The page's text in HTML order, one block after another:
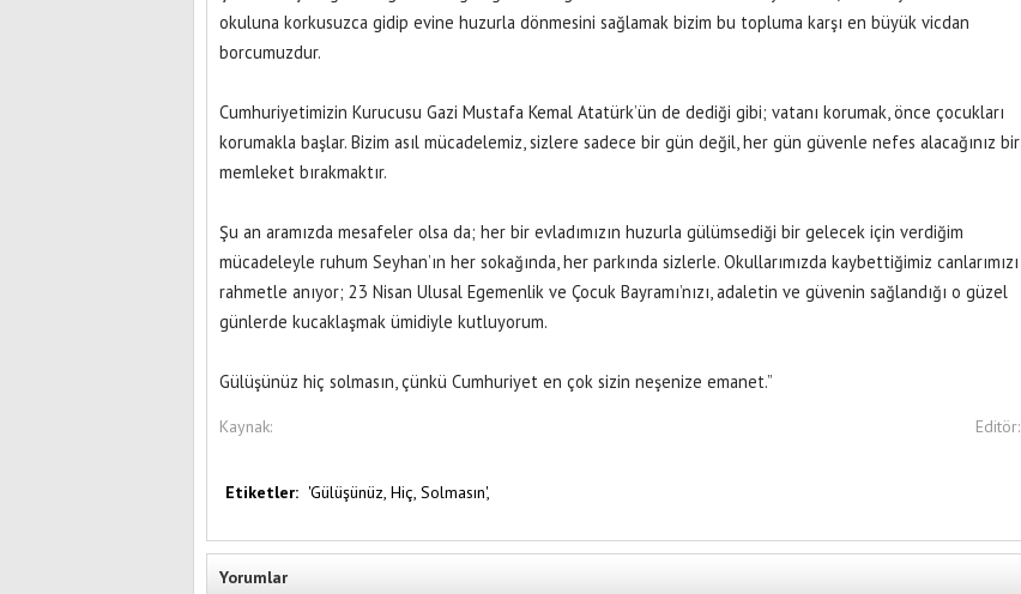
okuluna korkusuzca gidip evine huzurla dönmesini sağlamak bizim bu topluma karşı en büyük vicdan
borcumuzdur.
Cumhuriyetimizin Kurucusu Gazi Mustafa Kemal Atatürk’ün de dediği gibi; vatanı korumak, önce çocukları
korumakla başlar. Bizim asıl mücadelemiz, sizlere sadece bir gün değil, her gün güvenle nefes alacağınız bir
memleket bırakmaktır.
Şu an aramızda mesafeler olsa da; her bir evladımızın huzurla gülümsediği bir gelecek için verdiğim
mücadeleyle ruhum Seyhan’ın her sokağında, her parkında sizlerle. Okullarımızda kaybettiğimiz canlarımızı
rahmetle anıyor; 23 Nisan Ulusal Egemenlik ve Çocuk Bayramı’nızı, adaletin ve güvenin sağlandığı o güzel
günlerde kucaklaşmak ümidiyle kutluyorum.
Gülüşünüz hiç solmasın, çünkü Cumhuriyet en çok sizin neşenize emanet.”
Kaynak: Editör:
Etiketler: 'Gülüşünüz, Hiç, Solmasın',
Yorumlar